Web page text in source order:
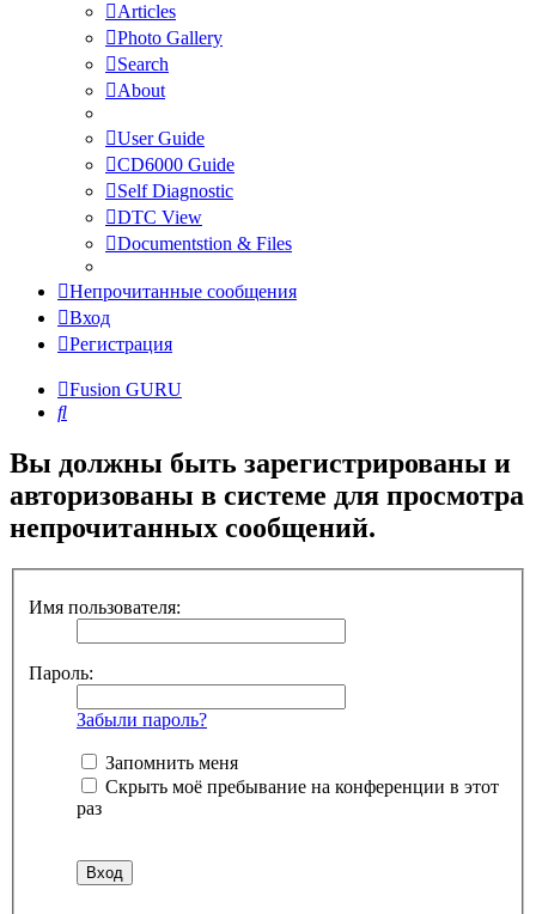
Articles
Photo Gallery
Search
About
User Guide
CD6000 Guide
Self Diagnostic
DTC View
Documentstion & Files
Непрочитанные сообщения
Вход
Регистрация
Fusion GURU
Поиск
Вы должны быть зарегистрированы и
авторизованы в системе для просмотра
непрочитанных сообщений.
Имя пользователя:
Пароль:
Забыли пароль?
Запомнить меня
Скрыть моё пребывание на конференции в этот
раз